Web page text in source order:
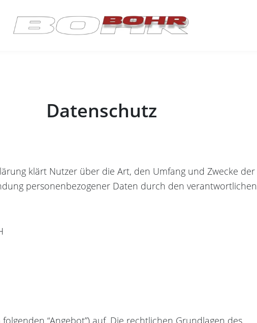
Datenschutz
klärt Nutzer über die Art, den Umfang und Zwecke der
personenbezogener Daten durch den verantwortlichen
“Angebot”) auf. Die rechtlichen Grundlagen des